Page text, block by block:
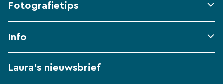
Fotografietips
Info
Laura's nieuwsbrief